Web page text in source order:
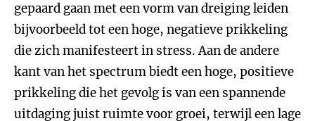
gepaard gaan met een vorm van dreiging leiden
bijvoorbeeld tot een hoge, negatieve prikkeling
die zich manifesteert in stress. Aan de andere
kant van het spectrum biedt een hoge, positieve
prikkeling die het gevolg is van een spannende
uitdaging juist ruimte voor groei, terwijl een lage